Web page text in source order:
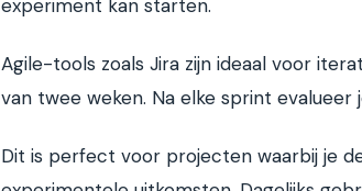
experiment kan starten.
Agile-tools zoals Jira zijn ideaal voor
van twee weken. Na elke sprint
Dit is perfect voor projecten waarbij je